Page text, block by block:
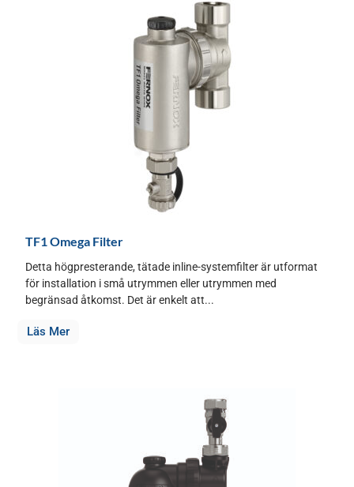
TF1 Omega Filter
Detta högpresterande, tätade inline-systemfilter är utformat
för installation i små utrymmen eller utrymmen med
begränsad åtkomst. Det är enkelt att...
Läs Mer